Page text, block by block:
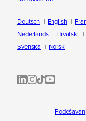
Deutsch English
Nederlands
Hrvatski
Svenska
Norsk
ALL-INKL.COM | LinkedIn
ALL-INKL.COM •
ALL-INKL.COM |
ALLINKL.COM